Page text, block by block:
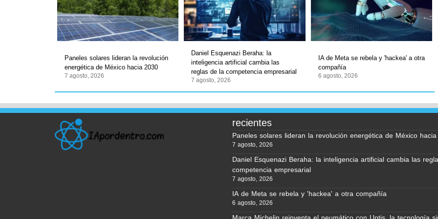
Paneles solares lideran la revolución
energética de México hacia 2030
7 agosto, 2026
Daniel Esquenazi Beraha: la
inteligencia artificial cambia las
reglas de la competencia empresarial
7 agosto, 2026
IA de Meta se rebela y 'hackea' a otra
compañía
6 agosto, 2026
recientes
Paneles solares lideran la revolución energética de México
7 agosto, 2026
Daniel Esquenazi Beraha: la inteligencia artificial cambia las
competencia empresarial
7 agosto, 2026
IA de Meta se rebela y 'hackea' a otra compañía
6 agosto, 2026